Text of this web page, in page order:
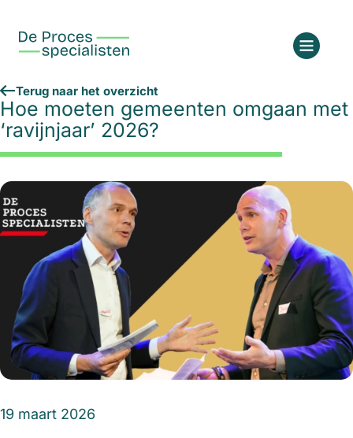
Terug naar het overzicht
Hoe moeten gemeenten omgaan met
‘ravijnjaar’ 2026?
19 maart 2026